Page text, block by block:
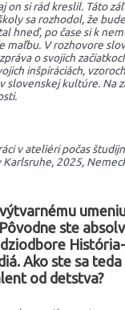
on si rád kreslil. Táto
sa rozhodol, že
hneď, po čase si k
maľbu. V rozhovore
o svojich
inšpiráciách,
slovenskej kultúre. Na
v ateliéri počas
2025,
ste
Ako ste sa
od detstva?